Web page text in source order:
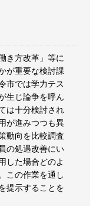
き方改革」等に
が重要な検討課
市では学力テス
生じ論争を呼ん
は十分検討され
が進みつつも異
動向を比較調査
の処遇改善にい
した場合どのよ
この作業を通し
提示することを